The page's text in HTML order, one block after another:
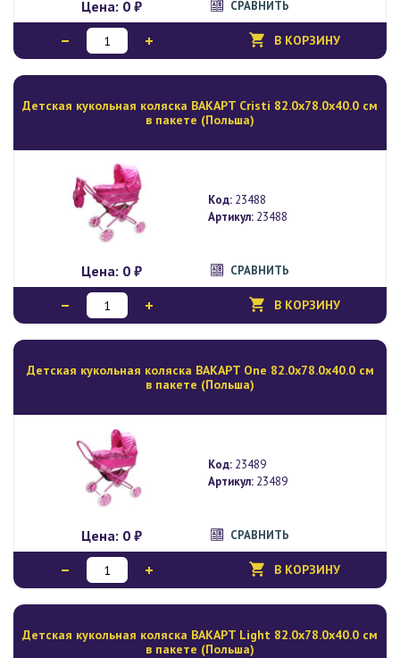
Цена: 0 ₽ СРАВНИТЬ
В КОРЗИНУ
Детская кукольная коляска BAKAPT Cristi 82.0х78.0х40.0 см
в пакете (Польша)
Цена: 0 ₽
Код: 23488
Артикул: 23488
СРАВНИТЬ
В КОРЗИНУ
Детская кукольная коляска BAKAPT One 82.0х78.0х40.0 см
в пакете (Польша)
Цена: 0 ₽
Код: 23489
Артикул: 23489
СРАВНИТЬ
В КОРЗИНУ
Детская кукольная коляска BAKAPT Light 82.0х78.0х40.0 см
в пакете (Польша)